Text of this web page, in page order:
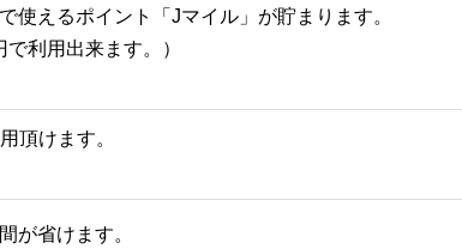
使えるポイント「Jマイル」が貯まります。
利用出来ます。）
頂けます。
が省けます。